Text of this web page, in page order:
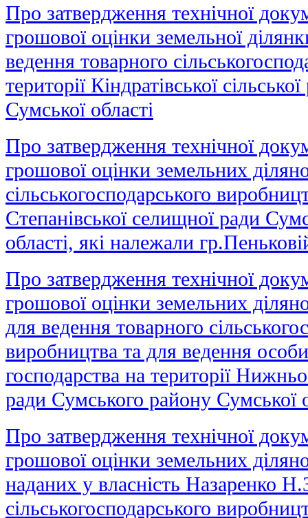
Про затвердження технічної
грошової оцінки земельної
ведення товарного
території Кіндратівської
Сумської області
Про затвердження технічної
грошової оцінки земельних
сільськогосподарського
Степанівської селищної ради
області, які належали
Про затвердження технічної
грошової оцінки земельних
для ведення товарного
виробництва та для ведення
господарства на території
ради Сумського району Сумської
Про затвердження технічної
грошової оцінки земельних
наданих у власність Назаренко
сільськогосподарського